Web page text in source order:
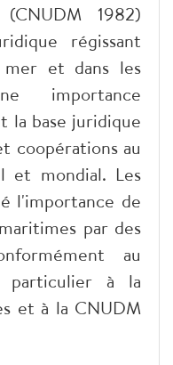
1982)
régissant
et dans les
importance
la base juridique
coopérations au
et mondial. Les
l'importance de
par des
au
particulier à la
et à la CNUDM